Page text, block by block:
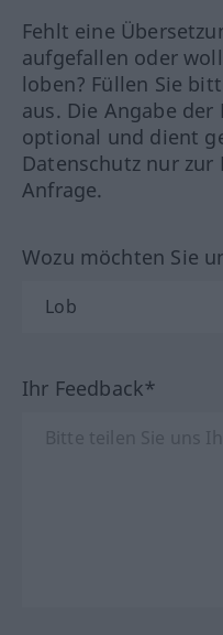
Fehlt eine
aufgefallen oder
loben? Füllen Sie
aus. Die Angabe der
optional und dient
Datenschutz nur
Anfrage.
Wozu möchten Sie
Ihr Feedback*